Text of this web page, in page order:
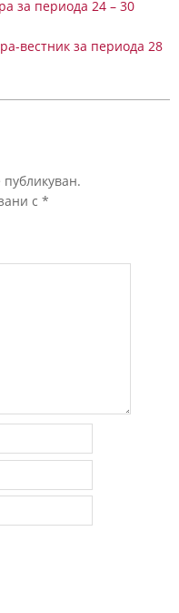
за периода 24 – 30
вестник за периода 28
с *